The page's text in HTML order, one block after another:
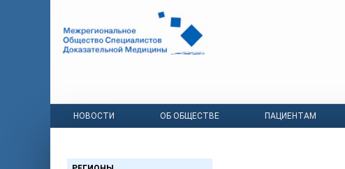
НОВОСТИ ОБ ОБЩЕСТВЕ ПАЦИЕНТАМ